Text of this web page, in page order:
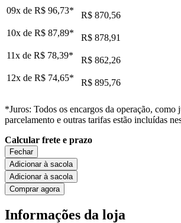
09x de R$ 96,73*
R$ 870,56
10x de R$ 87,89*
R$ 878,91
11x de R$ 78,39*
R$ 862,26
12x de R$ 74,65* R$ 895,76
*Juros: Todos os encargos da operação, como
parcelamento e outras tarifas estão incluídas
Calcular frete e prazo
Fechar
Adicionar à sacola
Adicionar à sacola
Comprar agora
Informações da loja